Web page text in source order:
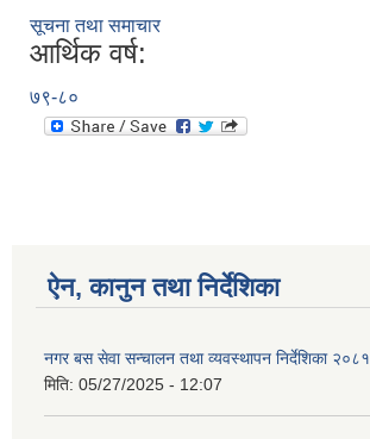
सूचना तथा समाचार
आर्थिक वर्ष:
७९-८०
ऐन, कानुन तथा निर्देशिका
नगर बस सेवा सन्चालन तथा व्यवस्थापन निर्देशिका २०८१
मिति: 05/27/2025 - 12:07